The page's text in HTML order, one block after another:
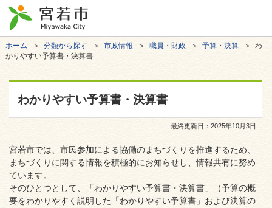
ホーム ＞分類から探す ＞市政情報 ＞職員・財政 ＞予算・決算 ＞ わ
かりやすい予算書・決算書
わかりやすい予算書・決算書
最終更新日：2025年10月3日
宮若市では、市民参加による協働のまちづくりを推進するため、
まちづくりに関する情報を積極的にお知らせし、情報共有に努め
ています。
そのひとつとして、「わかりやすい予算書・決算書」（予算の概
要をわかりやすく説明した「わかりやすい予算書」および決算の